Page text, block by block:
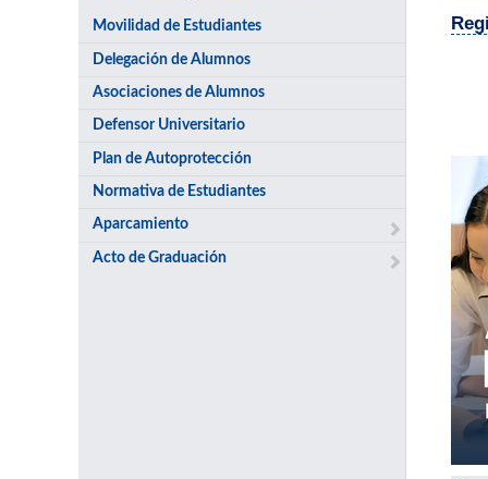
Movilidad de Estudiantes
Delegación de Alumnos
Asociaciones de Alumnos
Defensor Universitario
Plan de Autoprotección
Normativa de Estudiantes
Aparcamiento
Acto de Graduación